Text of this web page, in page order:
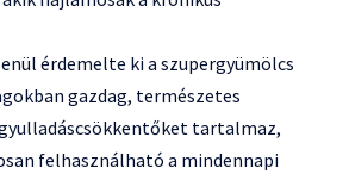
érdemelte ki a szupergyümölcs
gazdag, természetes
tartalmaz,
felhasználható a mindennapi